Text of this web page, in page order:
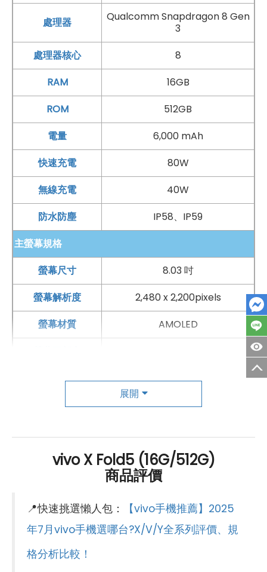
處理器
Qualcomm Snapdragon 8 Gen
3
處理器核心
8
RAM
16GB
ROM
512GB
電量
6,000 mAh
快速充電
80W
無線充電
40W
防水防塵
IP58、IP59
主螢幕規格
螢幕尺寸
8.03 吋
螢幕解析度
2,480 x 2,200pixels
螢幕材質
AMOLED
螢幕尺寸
6.53 吋
螢幕材質
AMOLED
螢幕觸控
有
主相機
展開
vivo X Fold5 (16G/512G)
商品評價
📍快速挑選懶人包：
【vivo手機推薦】2025
年7月vivo手機選哪台?X/V/Y全系列評價、規
格分析比較！